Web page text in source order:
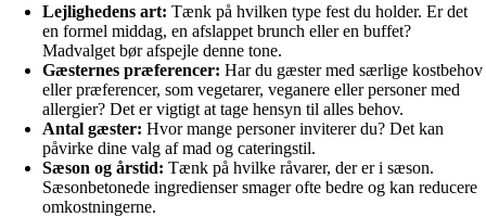
Lejlighedens art: Tænk på hvilken type fest du holder. Er det
en formel middag, en afslappet brunch eller en buffet?
Madvalget bør afspejle denne tone.
Gæsternes præferencer: Har du gæster med særlige kostbehov
eller præferencer, som vegetarer, veganere eller personer med
allergier? Det er vigtigt at tage hensyn til alles behov.
Antal gæster: Hvor mange personer inviterer du? Det kan
påvirke dine valg af mad og cateringstil.
Sæson og årstid: Tænk på hvilke råvarer, der er i sæson.
Sæsonbetonede ingredienser smager ofte bedre og kan reducere
omkostningerne.